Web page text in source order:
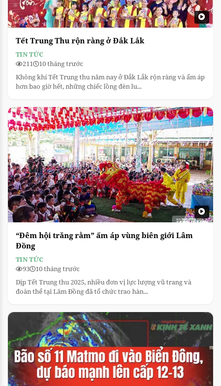
Tết Trung Thu rộn ràng ở Đắk Lắk
TIN TỨC
211
10 tháng trước
Không khí Tết Trung thu năm nay ở Đắk Lắk rộn ràng và ấm áp
hơn bao giờ hết, những chiếc lồng đèn lu...
“Đêm hội trăng rằm” ấm áp vùng biên giới Lâm
Đồng
TIN TỨC
93
10 tháng trước
Dịp Tết Trung thu 2025, nhiều đơn vị lực lượng vũ trang và
đoàn thể tại Lâm Đồng đã tổ chức trao hàn...